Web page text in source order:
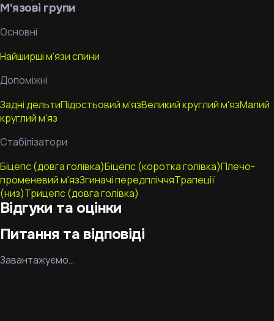
М'язові групи
Основні
Найширші м'язи спини
Допоміжні
Задні дельтиПідостьовий м'язВеликий круглий м'язМалий
круглий м'яз
Стабілізатори
Біцепс (довга голівка)Біцепс (коротка голівка)Плечо-
променевий м'язЗгиначі передпліччяТрапеції
(низ)Трицепс (довга голівка)
Відгуки та оцінки
Питання та відповіді
Завантажуємо…